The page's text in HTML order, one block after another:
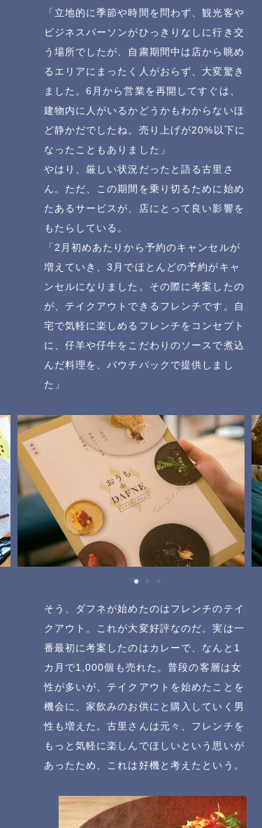
「立地的に季節や時間を問わず、観光客や
ビジネスパーソンがひっきりなしに行き交
う場所でしたが、自粛期間中は店から眺め
るエリアにまったく人がおらず、大変驚き
ました。6月から営業を再開してすぐは、
建物内に人がいるかどうかもわからないほ
ど静かだでしたね。売り上げが20%以下に
なったこともありました」
やはり、厳しい状況だったと語る古里さ
ん。ただ、この期間を乗り切るために始め
たあるサービスが、店にとって良い影響を
もたらしている。
「2月初めあたりから予約のキャンセルが
増えていき、3月でほとんどの予約がキャ
ンセルになりました。その際に考案したの
が、テイクアウトできるフレンチです。自
宅で気軽に楽しめるフレンチをコンセプト
に、仔羊や仔牛をこだわりのソースで煮込
んだ料理を、パウチパックで提供しまし
た」
そう、ダフネが始めたのはフレンチのテイ
クアウト。これが大変好評なのだ。実は一
番最初に考案したのはカレーで、なんと1
カ月で1,000個も売れた。普段の客層は女
性が多いが、テイクアウトを始めたことを
機会に、家飲みのお供にと購入していく男
性も増えた。古里さんは元々、フレンチを
もっと気軽に楽しんでほしいという思いが
あったため、これは好機と考えたという。